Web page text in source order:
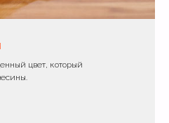
цвет, который